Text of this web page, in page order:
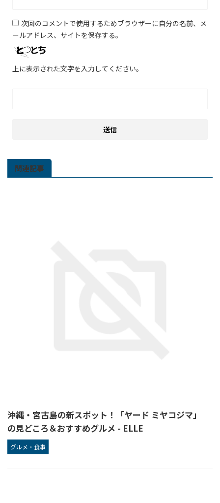
次回のコメントで使用するためブラウザーに自分の名前、メ
ールアドレス、サイトを保存する。
上に表示された文字を入力してください。
関連記事
沖縄・宮古島の新スポット！「ヤード ミヤコジマ」
の見どころ＆おすすめグルメ - ELLE
グルメ・食事